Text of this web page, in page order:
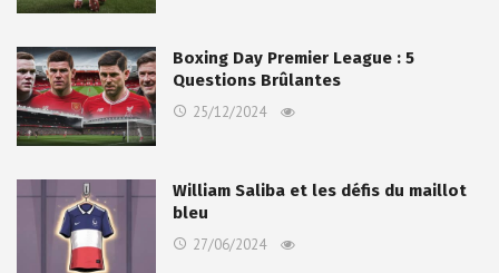
Boxing Day Premier League : 5
Questions Brûlantes
25/12/2024
William Saliba et les défis du maillot
bleu
27/06/2024